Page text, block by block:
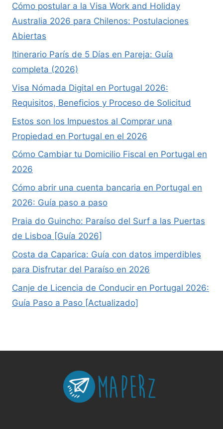
Cómo postular a la Visa Work and Holiday
Australia 2026 para Chilenos: Postulaciones
Abiertas
Itinerario París de 5 Días en Pareja: Guía
completa (2026)
Visa Nómada Digital en Portugal 2026:
Requisitos, Beneficios y Proceso de Solicitud
Estos son los Impuestos al Comprar una
Propiedad en Portugal en el 2026
Cómo Cambiar tu Domicilio Fiscal en Portugal en
2026
Cómo abrir una cuenta bancaria en Portugal en
2026: Guía paso a paso
Praia do Guincho: Paraíso del Surf a las Puertas
de Lisboa [Guía 2026]
Costa da Caparica: Guía con datos imperdibles
para Disfrutar del Paraíso en 2026
Canje de Licencia de Conducir en Portugal 2026:
Guía Paso a Paso [Actualizado]